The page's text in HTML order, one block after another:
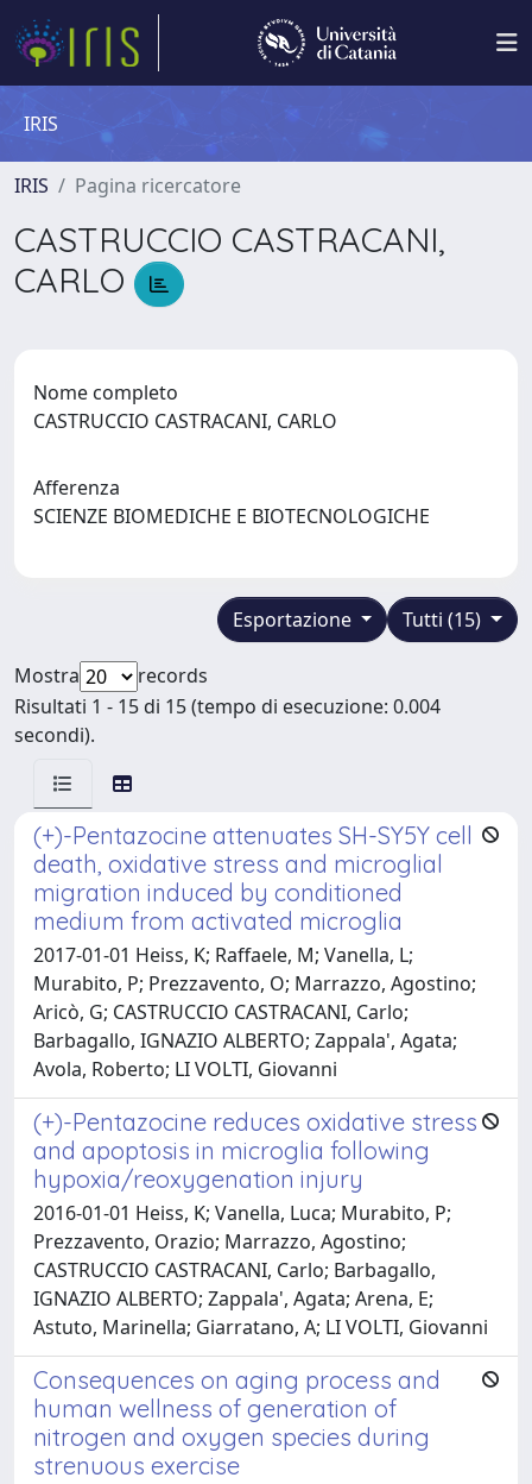
IRIS
IRIS Pagina ricercatore
CASTRUCCIO CASTRACANI,
CARLO
Nome completo
CASTRUCCIO CASTRACANI, CARLO
Afferenza
SCIENZE BIOMEDICHE E BIOTECNOLOGICHE
Tutti (15)
Esportazione
Mostra
records
Risultati 1 - 15 di 15 (tempo di esecuzione: 0.004
secondi).
(+)-Pentazocine attenuates SH-SY5Y cell
death, oxidative stress and microglial
migration induced by conditioned
medium from activated microglia
2017-01-01 Heiss, K; Raffaele, M; Vanella, L;
Murabito, P; Prezzavento, O; Marrazzo, Agostino;
Aricò, G; CASTRUCCIO CASTRACANI, Carlo;
Barbagallo, IGNAZIO ALBERTO; Zappala', Agata;
Avola, Roberto; LI VOLTI, Giovanni
(+)-Pentazocine reduces oxidative stress
and apoptosis in microglia following
hypoxia/reoxygenation injury
2016-01-01 Heiss, K; Vanella, Luca; Murabito, P;
Prezzavento, Orazio; Marrazzo, Agostino;
CASTRUCCIO CASTRACANI, Carlo; Barbagallo,
IGNAZIO ALBERTO; Zappala', Agata; Arena, E;
Astuto, Marinella; Giarratano, A; LI VOLTI, Giovanni
Consequences on aging process and
human wellness of generation of
nitrogen and oxygen species during
strenuous exercise